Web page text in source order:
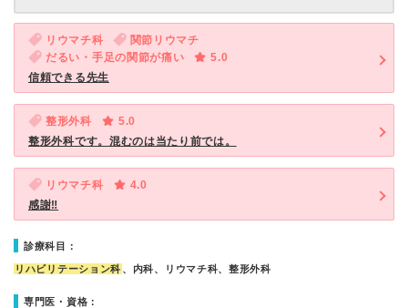
リウマチ科
関節リウマチ
だるい・手足の関節が痛い
5.0
信頼できる先生
整形外科
5.0
整形外科です。混むのは当たり前では。
リウマチ科
4.0
感謝‼
診療科目：
リハビリテーション科 、内科、リウマチ科、整形外科
専門医・資格：